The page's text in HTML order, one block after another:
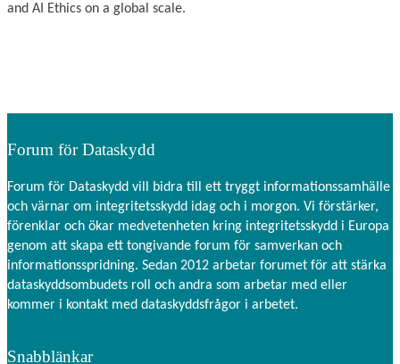
and AI Ethics on a global scale.
Forum för Dataskydd
Forum för Dataskydd vill bidra till ett tryggt informationssamhälle
och värnar om integritetsskydd idag och i morgon. Vi förstärker,
förenklar och ökar medvetenheten kring integritetsskydd i Europa
genom att skapa ett tongivande forum för samverkan och
informationsspridning. Sedan 2012 arbetar forumet för att stärka
dataskyddsombudets roll och andra som arbetar med eller
kommer i kontakt med dataskyddsfrågor i arbetet.
Snabblänkar